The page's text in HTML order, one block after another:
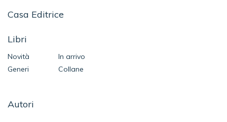
Casa Editrice
Libri
Novità
In arrivo
Generi
Collane
Autori